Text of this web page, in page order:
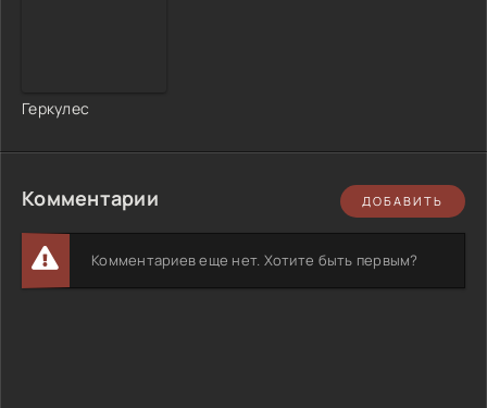
Геркулес
Комментарии ДОБАВИТЬ
Комментариев еще нет. Хотите быть первым?